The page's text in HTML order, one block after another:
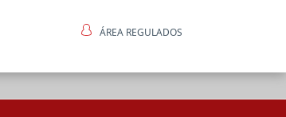
ÁREA REGULADOS